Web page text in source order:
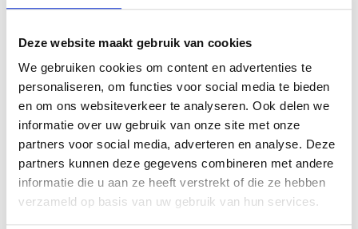
Deze website maakt gebruik van cookies
We gebruiken cookies om content en advertenties te
personaliseren, om functies voor social media te bieden
en om ons websiteverkeer te analyseren. Ook delen we
informatie over uw gebruik van onze site met onze
partners voor social media, adverteren en analyse. Deze
partners kunnen deze gegevens combineren met andere
informatie die u aan ze heeft verstrekt of die ze hebben
verzameld op basis van uw gebruik van hun services.